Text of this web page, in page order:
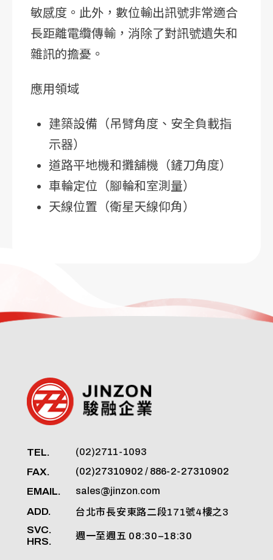
敏感度。此外，數位輸出訊號非常適合
長距離電纜傳輸，消除了對訊號遺失和
雜訊的擔憂。
應用領域
建築設備（吊臂角度、安全負載指
示器）
道路平地機和攤舖機（鏟刀角度）
車輪定位（腳輪和室測量）
天線位置（衛星天線仰角）
TEL. (02)2711-1093
FAX. (02)27310902 / 886-2-27310902
EMAIL. sales@jinzon.com
ADD. 台北市長安東路二段171號4樓之3
SVC.
HRS.
週一至週五 08:30–18:30